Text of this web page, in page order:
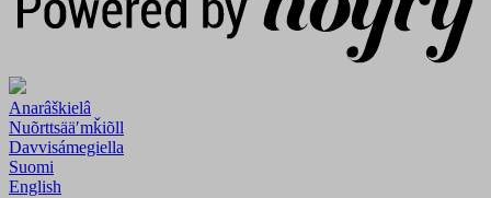
Anarâškielâ
Nuõrttsääʹmǩiõll
Davvisámegiella
Suomi
English